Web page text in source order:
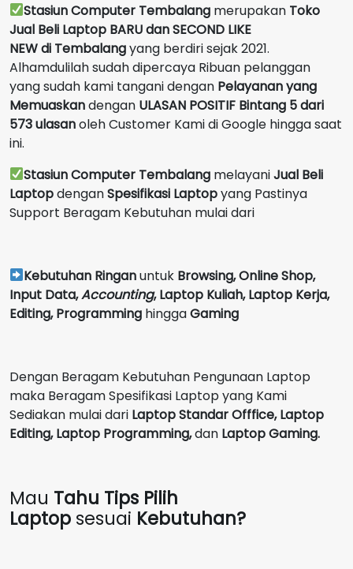
Stasiun Computer Tembalang merupakan Toko
Jual Beli Laptop BARU dan SECOND LIKE
NEWdi Tembalangyang berdiri sejak 2021.
Alhamdulilah sudah dipercaya Ribuan pelanggan
yang sudah kami tangani dengan Pelayanan yang
Memuaskandengan ULASAN POSITIF Bintang 5 dari
573 ulasanoleh Customer Kami di Google hingga saat
ini.
Stasiun Computer Tembalang melayaniJual Beli
LaptopdenganSpesifikasi Laptopyang Pastinya
Support Beragam Kebutuhan mulai dari
Kebutuhan Ringanuntuk Browsing, Online Shop,
Input Data,Accounting, Laptop Kuliah, Laptop Kerja,
Editing, Programming hinggaGaming
Dengan Beragam Kebutuhan Pengunaan Laptop
maka Beragam Spesifikasi Laptop yang Kami
Sediakan mulai dari Laptop Standar Offfice, Laptop
Editing, Laptop Programming,dan Laptop Gaming.
Mau Tahu Tips Pilih
Laptop sesuai Kebutuhan?